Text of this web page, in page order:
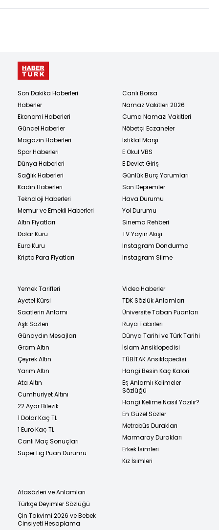
Son Dakika Haberleri
Haberler
Ekonomi Haberleri
Güncel Haberler
Magazin Haberleri
Spor Haberleri
Dünya Haberleri
Sağlık Haberleri
Kadın Haberleri
Teknoloji Haberleri
Memur ve Emekli Haberleri
Altın Fiyatları
Dolar Kuru
Euro Kuru
Kripto Para Fiyatları
Canlı Borsa
Namaz Vakitleri 2026
Cuma Namazı Vakitleri
Nöbetçi Eczaneler
İstiklal Marşı
E Okul VBS
E Devlet Giriş
Günlük Burç Yorumları
Son Depremler
Hava Durumu
Yol Durumu
Sinema Rehberi
TV Yayın Akışı
Instagram Dondurma
Instagram Silme
Yemek Tarifleri
Ayetel Kürsi
Saatlerin Anlamı
Aşk Sözleri
Günaydın Mesajları
Gram Altın
Çeyrek Altın
Yarım Altın
Ata Altın
Cumhuriyet Altını
22 Ayar Bilezik
1 Dolar Kaç TL
1 Euro Kaç TL
Canlı Maç Sonuçları
Süper Lig Puan Durumu
Video Haberler
TDK Sözlük Anlamları
Üniversite Taban Puanları
Rüya Tabirleri
Dünya Tarihi ve Türk Tarihi
İslam Ansiklopedisi
TÜBİTAK Ansiklopedisi
Hangi Besin Kaç Kalori
Eş Anlamlı Kelimeler
Sözlüğü
Hangi Kelime Nasıl Yazılır?
En Güzel Sözler
Metrobüs Durakları
Marmaray Durakları
Erkek İsimleri
Kız İsimleri
Atasözleri ve Anlamları
Türkçe Deyimler Sözlüğü
Çin Takvimi 2026 ve Bebek
Cinsiyeti Hesaplama